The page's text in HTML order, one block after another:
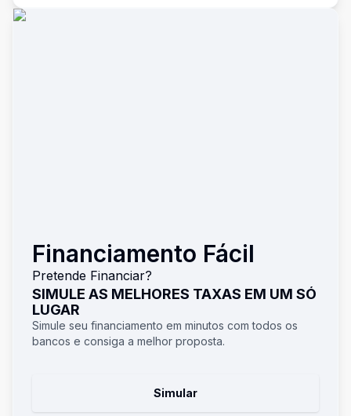
Financiamento Fácil
Pretende Financiar?
SIMULE AS MELHORES TAXAS EM UM SÓ
LUGAR
Simule seu financiamento em minutos com todos os
bancos e consiga a melhor proposta.
Simular